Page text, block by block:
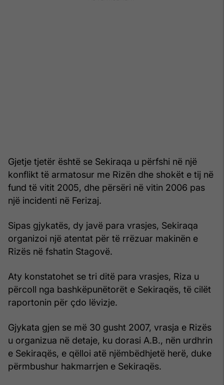
Gjetje tjetër është se Sekiraqa u përfshi në një
konflikt të armatosur me Rizën dhe shokët e tij në
fund të vitit 2005, dhe përsëri në vitin 2006 pas
një incidenti në Ferizaj.
Sipas gjykatës, dy javë para vrasjes, Sekiraqa
organizoi një atentat për të rrëzuar makinën e
Rizës në fshatin Stagovë.
Aty konstatohet se tri ditë para vrasjes, Riza u
përcoll nga bashkëpunëtorët e Sekiraqës, të cilët
raportonin për çdo lëvizje.
Gjykata gjen se më 30 gusht 2007, vrasja e Rizës
u organizua në detaje, ku dorasi A.B., nën urdhrin
e Sekiraqës, e qëlloi atë njëmbëdhjetë herë, duke
përmbushur hakmarrjen e Sekiraqës.